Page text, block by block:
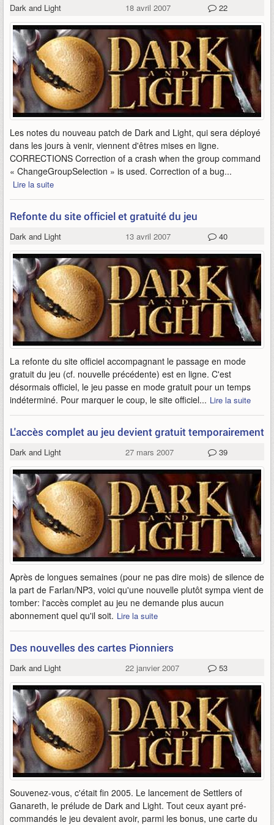
Dark and Light 18 avril 2007 22
Les notes du nouveau patch de Dark and Light, qui sera déployé
dans les jours à venir, viennent d'êtres mises en ligne.
CORRECTIONS Correction of a crash when the group command
« ChangeGroupSelection » is used. Correction of a bug...
Lire la suite
Refonte du site officiel et gratuité du jeu
Dark and Light 13 avril 2007 40
La refonte du site officiel accompagnant le passage en mode
gratuit du jeu (cf. nouvelle précédente) est en ligne. C'est
désormais officiel, le jeu passe en mode gratuit pour un temps
indéterminé. Pour marquer le coup, le site officiel... Lire la suite
L'accès complet au jeu devient gratuit temporairement
Dark and Light 27 mars 2007 39
Après de longues semaines (pour ne pas dire mois) de silence de
la part de Farlan/NP3, voici qu'une nouvelle plutôt sympa vient de
tomber: l'accès complet au jeu ne demande plus aucun
abonnement quel qu'il soit. Lire la suite
Des nouvelles des cartes Pionniers
Dark and Light 22 janvier 2007 53
Souvenez-vous, c'était fin 2005. Le lancement de Settlers of
Ganareth, le prélude de Dark and Light. Tout ceux ayant pré-
commandés le jeu devaient avoir, parmi les bonus, une carte du